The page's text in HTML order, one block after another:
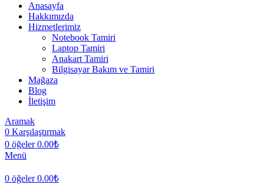
Anasayfa
Hakkımızda
Hizmetlerimiz
Notebook Tamiri
Laptop Tamiri
Anakart Tamiri
Bilgisayar Bakım ve Tamiri
Mağaza
Blog
İletişim
Aramak
0 Karşılaştırmak
0 öğeler 0.00₺
Menü
0 öğeler 0.00₺